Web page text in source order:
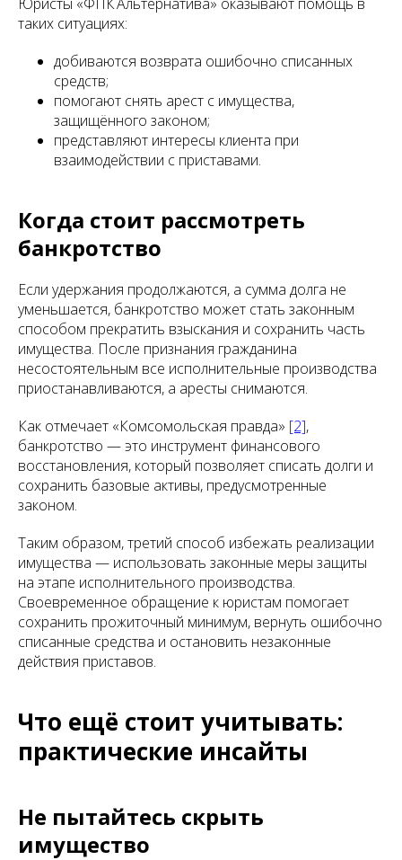
таких ситуациях:
добиваются возврата ошибочно списанных
средств;
помогают снять арест с имущества,
защищённого законом;
представляют интересы клиента при
взаимодействии с приставами.
Когда стоит рассмотреть
банкротство
Если удержания продолжаются, а сумма долга не
уменьшается, банкротство может стать законным
способом прекратить взыскания и сохранить часть
имущества. После признания гражданина
несостоятельным все исполнительные производства
приостанавливаются, а аресты снимаются.
Как отмечает «Комсомольская правда» [2],
банкротство — это инструмент финансового
восстановления, который позволяет списать долги и
сохранить базовые активы, предусмотренные
законом.
Таким образом, третий способ избежать реализации
имущества — использовать законные меры защиты
на этапе исполнительного производства.
Своевременное обращение к юристам помогает
сохранить прожиточный минимум, вернуть ошибочно
списанные средства и остановить незаконные
действия приставов.
Что ещё стоит учитывать:
практические инсайты
Не пытайтесь скрыть
имущество